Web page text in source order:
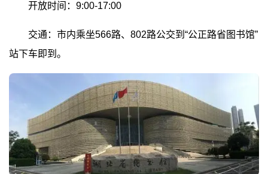
开放时间：9:00-17:00
交通：市内乘坐566路、802路公交到“公正路省图书馆”
站下车即到。